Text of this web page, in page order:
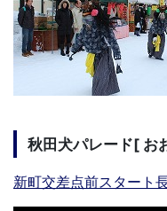
秋田犬パレード[ お
新町交差点前スタート